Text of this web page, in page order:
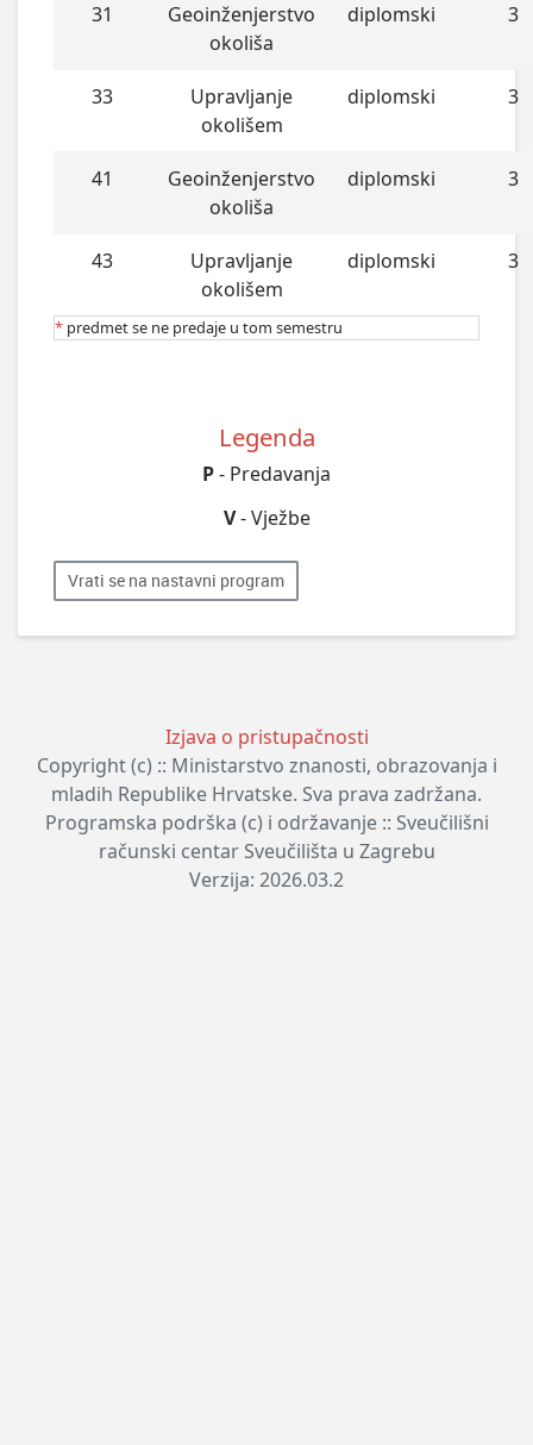
31
Geoinženjerstvo
okoliša
diplomski 3
33
Upravljanje
okolišem
diplomski 3
41
Geoinženjerstvo
okoliša
diplomski 3
43
Upravljanje
okolišem
diplomski 3
* predmet se ne predaje u tom semestru
Legenda
P- Predavanja
V- Vježbe
Vrati se na nastavni program
Izjava o pristupačnosti
Copyright (c) :: Ministarstvo znanosti, obrazovanja i
mladih Republike Hrvatske. Sva prava zadržana.
Programska podrška (c) i održavanje :: Sveučilišni
računski centar Sveučilišta u Zagrebu
Verzija: 2026.03.2